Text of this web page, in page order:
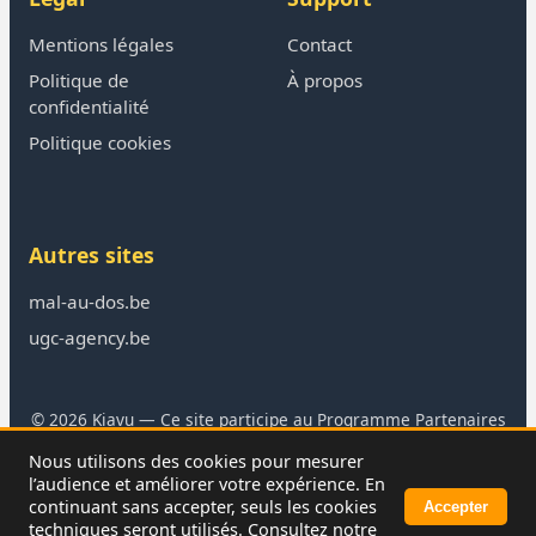
Mentions légales
Politique de
confidentialité
Politique cookies
Contact
À propos
Autres sites
mal-au-dos.be
ugc-agency.be
© 2026 Kiavu — Ce site participe au Programme Partenaires
En tant que Partenaire Amazon, je réalise un bénéfice sur les
achats remplissant les conditions requises.
Nous utilisons des cookies pour mesurer
l’audience et améliorer votre expérience. En
continuant sans accepter, seuls les cookies
techniques seront utilisés. Consultez notre
Accepter